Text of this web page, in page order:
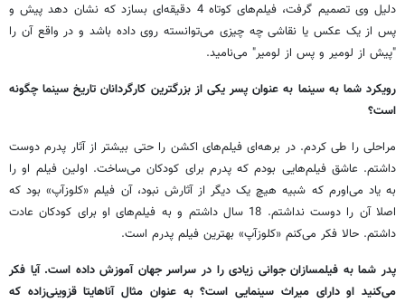
دلیل وی تصمیم گرفت، فیلم‌های کوتاه 4 دقیقه‌ای بسازد که نشان دهد پیش و
پس از یک عکس یا نقاشی چه چیزی می‌توانسته روی داده باشد و در واقع آن را
"پیش از لومیر و پس از لومیر" می‌نامید.
رویکرد شما به سینما به عنوان پسر یکی از بزرگترین کارگردانان تاریخ سینما چگونه
است؟
مراحلی را طی کردم. در برهه‌ای فیلم‌های اکشن را حتی بیشتر از آثار پدرم دوست
داشتم. عاشق فیلم‌هایی بودم که پدرم برای کودکان می‌ساخت. اولین فیلم او را
به یاد می‌اورم که شبیه هیچ یک دیگر از آثارش نبود، آن فیلم «کلوزآپ» بود که
اصلا آن را دوست نداشتم. 18 سال داشتم و به فیلم‌های او برای کودکان عادت
داشتم. حالا فکر می‌کنم «کلوزآپ» بهترین فیلم پدرم است.
پدر شما به فیلمسازان جوانی زیادی را در سراسر جهان آموزش داده است. آیا فکر
می‌کنید او دارای میراث سینمایی است؟ به عنوان مثال آناهایتا قزوینی‌زاده که